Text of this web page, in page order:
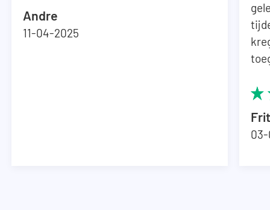
Andre
11-04-2025